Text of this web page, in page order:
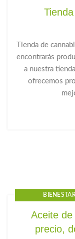
CBD PARA
GOTAS DE
GOTAS DE
Tienda de
encontrarás
a nuestra
ofrecemos
CBD PARA
GOTAS DE
Aceite
precio,